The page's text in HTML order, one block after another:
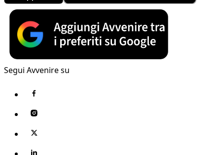
Segui Avvenire su